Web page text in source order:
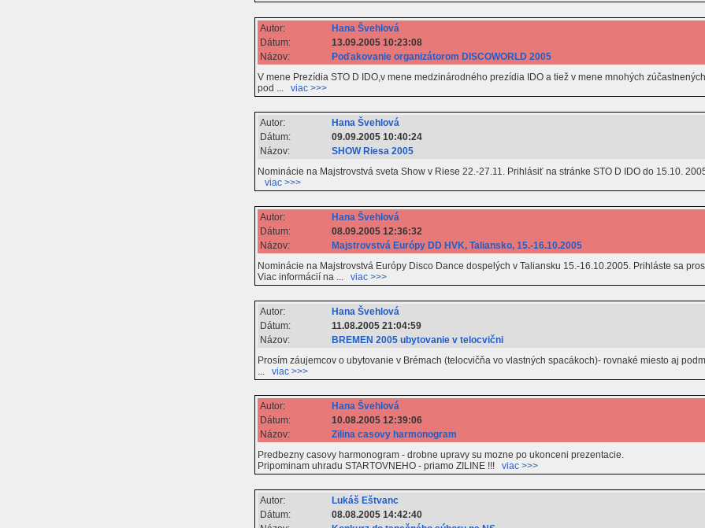
Autor:
Hana Švehlová
Dátum:
13.09.2005 10:23:08
Názov:
Poďakovanie organizátorom DISCOWORLD 2005
V mene Prezídia STO D IDO,v mene medzinárodného prezídia IDO a tiež v mene mnohých
pod ... viac >>>
Autor:
Hana Švehlová
Dátum:
09.09.2005 10:40:24
Názov:
SHOW Riesa 2005
Nominácie na Majstrovstvá sveta Show v Riese 22.-27.11. Prihlásiť na stránke STO D IDO do 15.10.
viac >>>
Autor:
Hana Švehlová
Dátum:
08.09.2005 12:36:32
Názov:
Majstrovstvá Európy DD HVK, Taliansko, 15.-16.10.2005
Nominácie na Majstrovstvá Európy Disco Dance dospelých v Taliansku 15.-16.10.2005. Prihláste sa
Viac informácií na ... viac >>>
Autor:
Hana Švehlová
Dátum:
11.08.2005 21:04:59
Názov:
BREMEN 2005 ubytovanie v telocvični
Prosím záujemcov o ubytovanie v Brémach (telocvičňa vo vlastných spacákoch)- rovnaké miesto aj
viac >>>
Autor:
Hana Švehlová
Dátum:
10.08.2005 12:39:06
Názov:
Zilina casovy harmonogram
Predbezny casovy harmonogram - drobne upravy su mozne po ukonceni prezentacie.
Pripominam uhradu STARTOVNEHO - priamo ZILINE !!! viac >>>
Autor:
Lukáš Eštvanc
Dátum:
08.08.2005 14:42:40